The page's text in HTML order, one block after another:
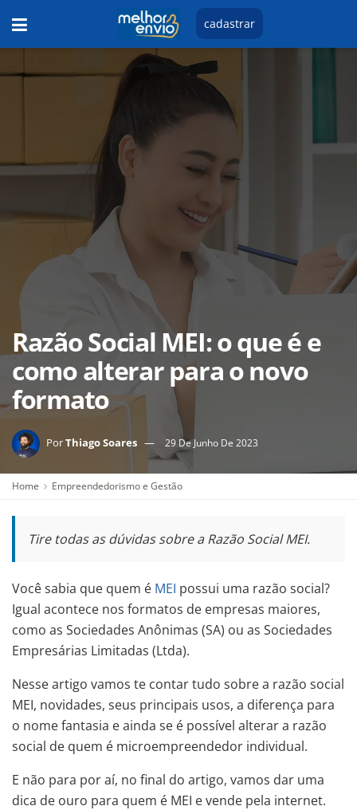
cadastrar
Razão Social MEI: o que é e
como alterar para o novo
formato
PorThiago Soares 29 De Junho De 2023
Home Empreendedorismo e Gestão
Tire todas as dúvidas sobre a Razão Social MEI.
Você sabia que quem é MEI possui uma razão social?
Igual acontece nos formatos de empresas maiores,
como as Sociedades Anônimas (SA) ou as Sociedades
Empresárias Limitadas (Ltda).
Nesse artigo vamos te contar tudo sobre a razão social
MEI, novidades, seus principais usos, a diferença para
o nome fantasia e ainda se é possível alterar a razão
social de quem é microempreendedor individual.
E não para por aí, no final do artigo, vamos dar uma
dica de ouro para quem é MEI e vende pela internet.